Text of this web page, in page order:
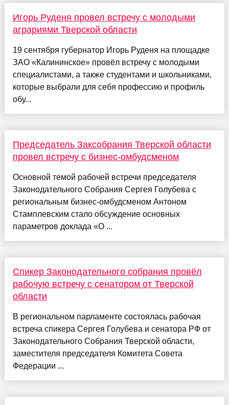
Игорь Руденя провел встречу с молодыми
аграриями Тверской области
19 сентября губернатор Игорь Руденя на площадке
ЗАО «Калининское» провёл встречу с молодыми
специалистами, а также студентами и школьниками,
которые выбрали для себя профессию и профиль
обу...
Председатель Заксобрания Тверской области
провел встречу с бизнес-омбудсменом
Основной темой рабочей встречи председателя
Законодательного Собрания Сергея Голубева с
региональным бизнес-омбудсменом Антоном
Стамплевским стало обсуждение основных
параметров доклада «О ...
Спикер Законодательного собрания провёл
рабочую встречу с сенатором от Тверской
области
В региональном парламенте состоялась рабочая
встреча спикера Сергея Голубева и сенатора РФ от
Законодательного Собрания Тверской области,
заместителя председателя Комитета Совета
Федерации ...